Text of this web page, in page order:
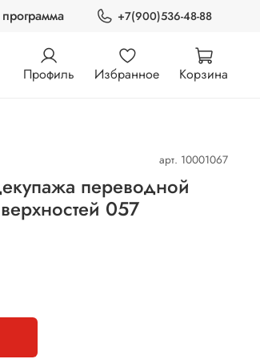
+7(900)536-48-88
Профиль Избранное Корзина
арт. 10001067
переводной
057